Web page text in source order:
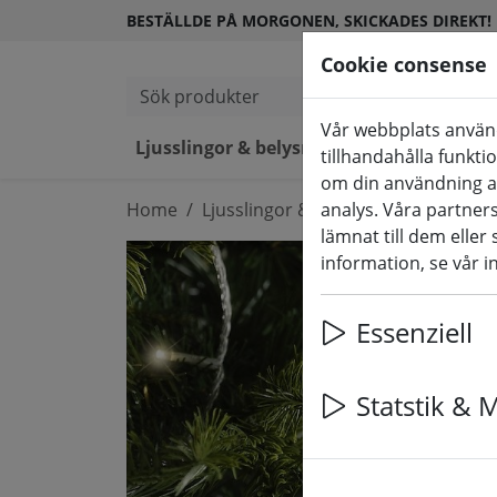
BESTÄLLDE PÅ MORGONEN, SKICKADES DIREKT!
Sök produkter
Ljusslingor & belysning LED-
Home Ljusslingor & belysning
Cookie consense
Vår webbplats
tillhandahålla
om din användning
analys. Våra
lämnat till dem eller
information, se vår
Essenziell
Statstik &